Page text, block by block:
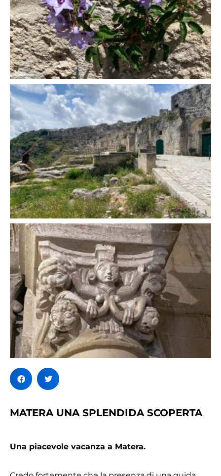
MATERA UNA SPLENDIDA SCOPERTA
Una piacevole vacanza a Matera.